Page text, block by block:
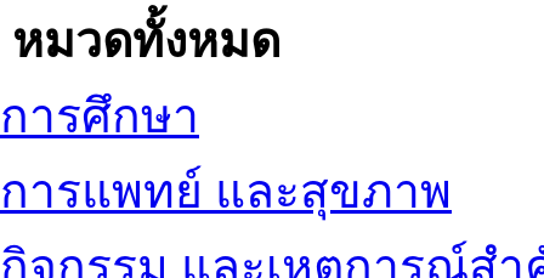
หมวดทั้งหมด
การศึกษา
การแพทย์ และสุขภาพ
กิจกรรม และเหตุการณ์ส